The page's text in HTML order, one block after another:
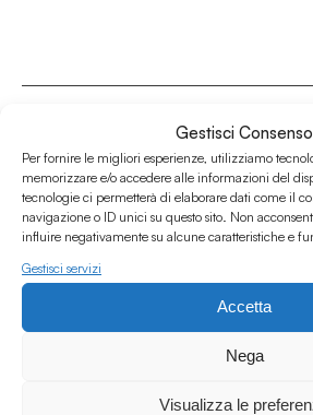
Gestisci Consenso
Per fornire le migliori esperienze, utilizziamo
memorizzare e/o accedere alle informazioni del
tecnologie ci permetterà di elaborare dati come il
navigazione o ID unici su questo sito. Non
influire negativamente su alcune caratteristiche e
Gestisci servizi
Accetta
Nega
Visualizza le
Associazione Culturale Humus
Via degli Orti 63, Bologna 40137
IVA: IT03691751204
CF: 03691751204